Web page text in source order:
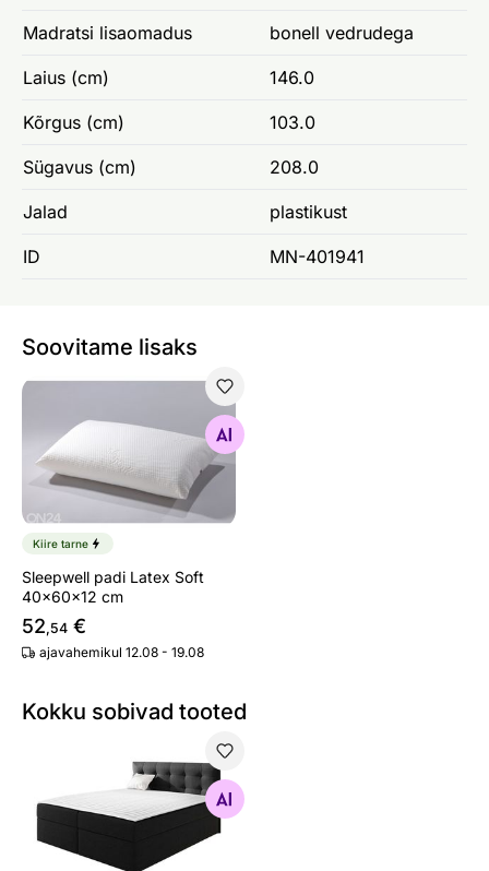
Madratsi lisaomadus bonell vedrudega
Laius (cm) 146.0
Kõrgus (cm) 103.0
Sügavus (cm) 208.0
Jalad plastikust
ID MN-401941
Soovitame lisaks
Sleepwell padi Latex Soft 40x60x12 cm
Otsi sarnaseid
Kiire tarne
Sleepwell padi Latex Soft
40x60x12 cm
52,54 €
ajavahemikul 12.08 - 19.08
Kokku sobivad tooted
Kontinentaalvoodi Texas
Otsi sarnaseid